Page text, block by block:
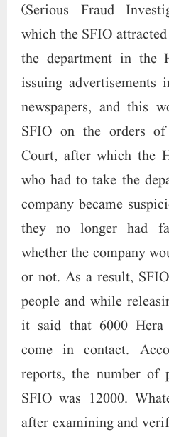
(Serious Fraud
which the SFIO
the department in the
issuing
newspapers, and this
SFIO on the orders
Court, after which the
who had to take the
company became
they no longer had
whether the company
or not. As a result,
people and while
it said that 6000 Hera
come in contact.
reports, the number of
SFIO was 12000.
after examining and